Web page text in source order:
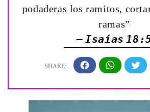
podaderas los ramitos,
ramas”
— Isaías